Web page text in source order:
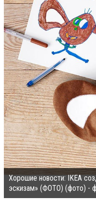
Хорошие новости: IKEA
эскизам» (ФОТО) (фото) -